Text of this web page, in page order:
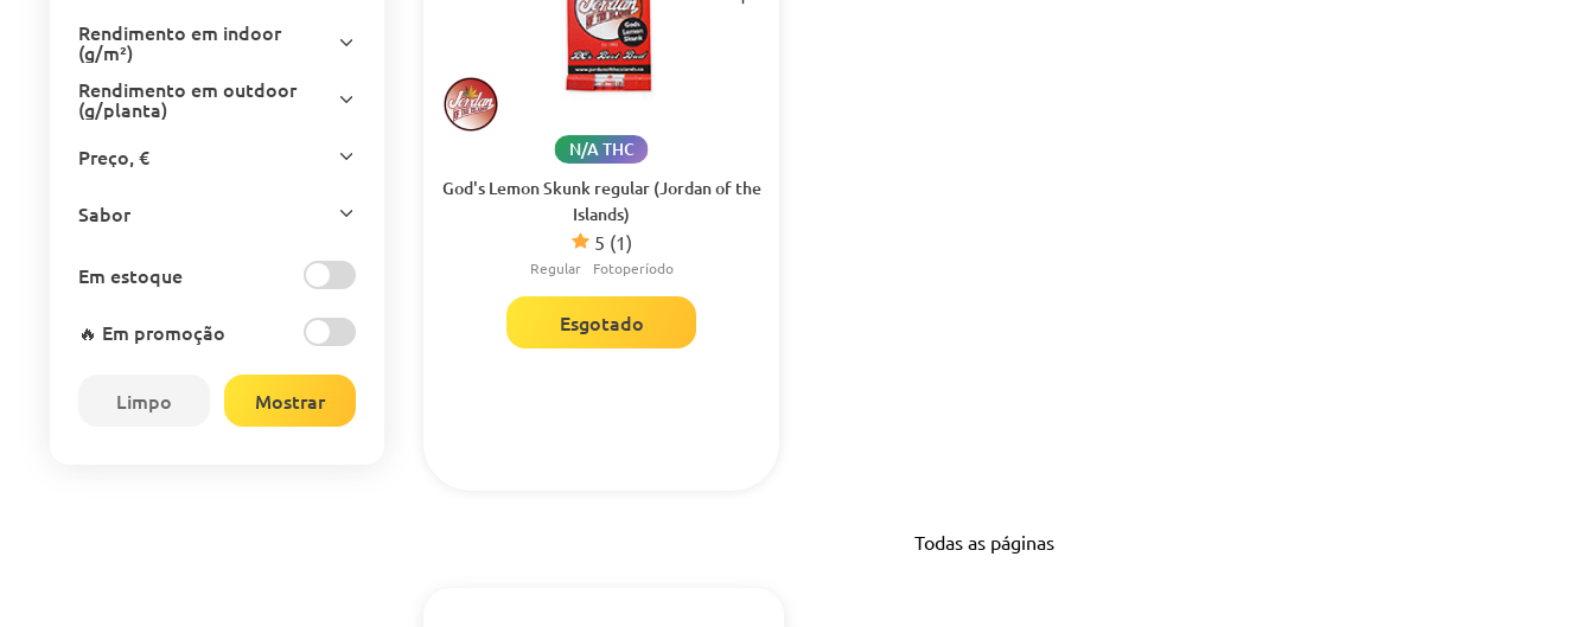
Rendimento em indoor
(g/m²)
Rendimento em outdoor
(g/planta)
Preço, €
Sabor
Em estoque
🔥 Em promoção
Limpo Mostrar
God's Lemon Skunk regular (Jordan of the
Islands)
5 (1)
N/A THC
Regular Fotoperíodo
Esgotado
Todas as páginas